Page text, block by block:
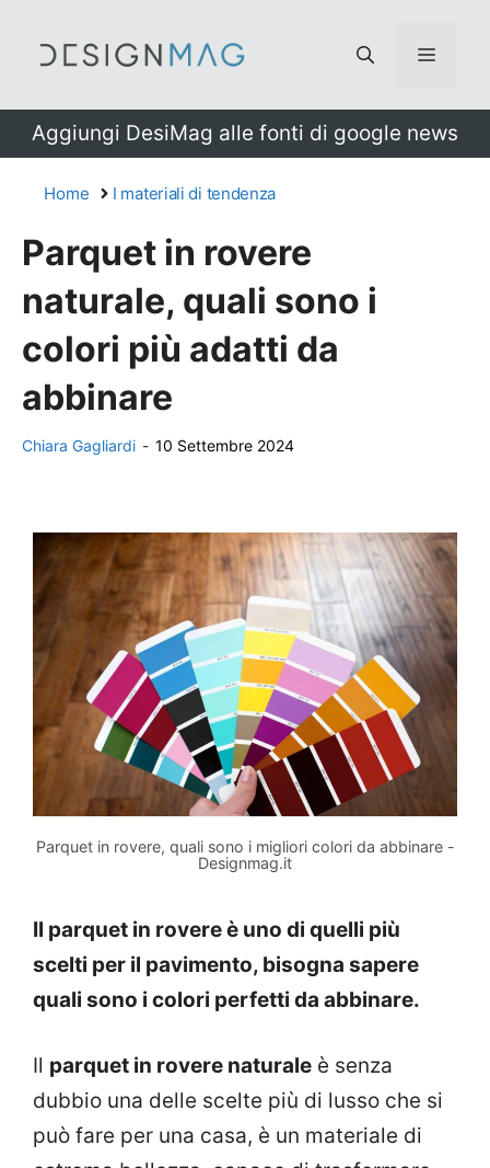
Menu
Aggiungi DesiMag alle fonti di google news
Home I materiali di tendenza
Parquet in rovere
naturale, quali sono i
colori più adatti da
abbinare
Chiara Gagliardi - 10 Settembre 2024
Parquet in rovere, quali sono i migliori colori da abbinare -
Designmag.it
Il parquet in rovere è uno di quelli più
scelti per il pavimento, bisogna sapere
quali sono i colori perfetti da abbinare.
Il parquet in rovere naturale è senza
dubbio una delle scelte più di lusso che si
può fare per una casa, è un materiale di